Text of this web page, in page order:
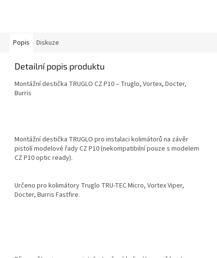
Popis Diskuze
Detailní popis produktu
Montážní destička TRUGLO CZ P10 – Truglo, Vortex, Docter,
Burris
Montážní destička TRUGLO pro instalaci kolimátorů na závěr
pistolí modelové řady CZ P10 (nekompatibilní pouze s modelem
CZ P10 optic ready).
Určeno pro kolimátory Truglo TRU-TEC Micro, Vortex Viper,
Docter, Burris Fastfire.